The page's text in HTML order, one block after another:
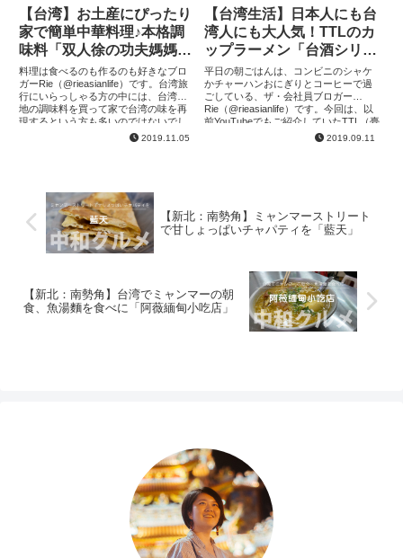
【台湾】お土産にぴったり
家で簡単中華料理♪本格調
味料「双人徐の功夫媽媽」
シリーズ
料理は食べるのも作るのも好きなブロ
ガーRie（@rieasianlife）です。台湾旅
行にいらっしゃる方の中には、台湾現
地の調味料を買って家で台湾の味を再
現するという方も多いのではないでし
ょうか！今回は、そんな料理好きにオ
2019.11.05
【台湾生活】日本人にも台
湾人にも大人気！TTLのカ
ップラーメン「台酒シリー
ズ」を食べ比べ！
平日の朝ごはんは、コンビニのシャケ
かチャーハンおにぎりとコーヒーで過
ごしている、ザ・会社員ブロガー
Rie（@rieasianlife）です。今回は、以
前YouTubeでもご紹介していたTTL（臺
灣菸酒股份有限公司）のカップラーメ
2019.09.11
【新北：南勢角】ミャンマーストリート
で甘しょっぱいチャパティを「藍天」
【新北：南勢角】台湾でミャンマーの朝
食、魚湯麵を食べに「阿薇緬甸小吃店」